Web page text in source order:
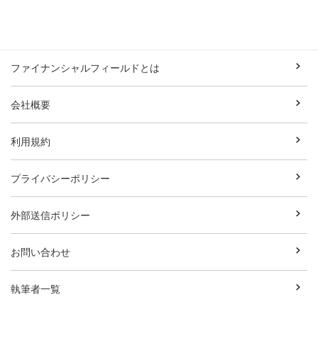
ファイナンシャルフィールドとは
会社概要
利用規約
プライバシーポリシー
外部送信ポリシー
お問い合わせ
執筆者一覧